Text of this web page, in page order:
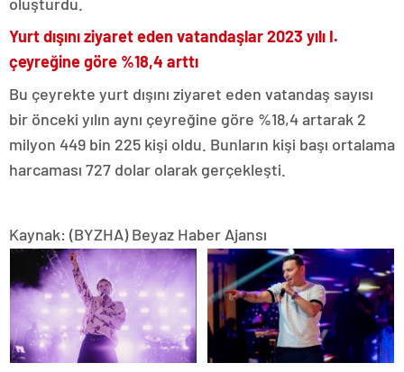
Yurt dışını ziyaret eden vatandaşlar 2023 yılı I.
çeyreğine göre %18,4 arttı
Bu çeyrekte yurt dışını ziyaret eden vatandaş sayısı
bir önceki yılın aynı çeyreğine göre %18,4 artarak 2
milyon 449 bin 225 kişi oldu. Bunların kişi başı ortalama
harcaması 727 dolar olarak gerçekleşti.
Kaynak: (BYZHA) Beyaz Haber Ajansı